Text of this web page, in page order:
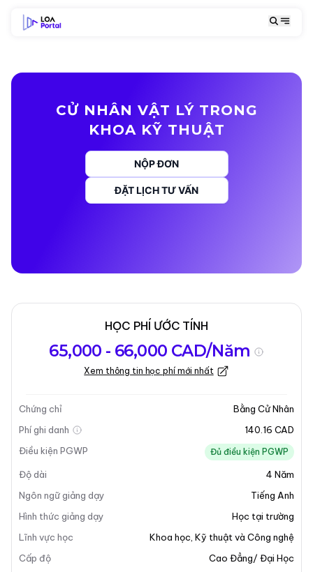
CỬ NHÂN VẬT LÝ TRONG
KHOA KỸ THUẬT
NỘP ĐƠN
ĐẶT LỊCH TƯ VẤN
chương trình
Học
Kỳ nhập học
Cập nhật lần cuối vào 05-01-2026
Tổng quan về chương trình
Tổng Quan Chương Trình
Chương trình Cử Nhân Vật Lý tại Đại Học McGill được
thiết kế để cung cấp cho sinh viên một hiểu biết toàn
diện về các nguyên tắc cơ bản của vật lý. Chương
trình này đặc biệt nghiêm ngặt và thách thức, chuẩn bị
cho sinh viên cho cả nghiên cứu sau đại học và sự
nghiệp chuyên nghiệp trong nhiều lĩnh vực khác nhau.
HỌC PHÍ ƯỚC TÍNH
65,000 - 66,000 CAD/Năm
Xem thông tin học phí mới nhất
Chứng chỉ
Bằng Cử Nhân
Phí ghi danh
140.16 CAD
Điều kiện PGWP
Đủ điều kiện PGWP
Độ dài 4 Năm
Ngôn ngữ giảng dạy
Tiếng Anh
Hình thức giảng dạy
Học tại trường
Lĩnh vực học
Khoa học Kỹ thuật và Công nghệ
Cấp độ
Cao Đẳng/ Đại Học